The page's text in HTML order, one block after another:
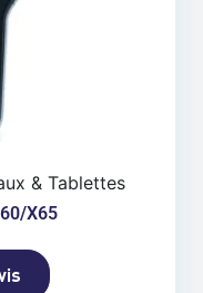
& Tablettes
X65